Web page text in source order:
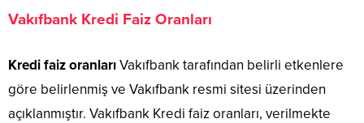
Vakıfbank Kredi Faiz Oranları
Kredi faiz oranlarıVakıfbank tarafından belirli etkenlere
göre belirlenmiş ve Vakıfbank resmi sitesi üzerinden
açıklanmıştır. Vakıfbank Kredi faiz oranları, verilmekte